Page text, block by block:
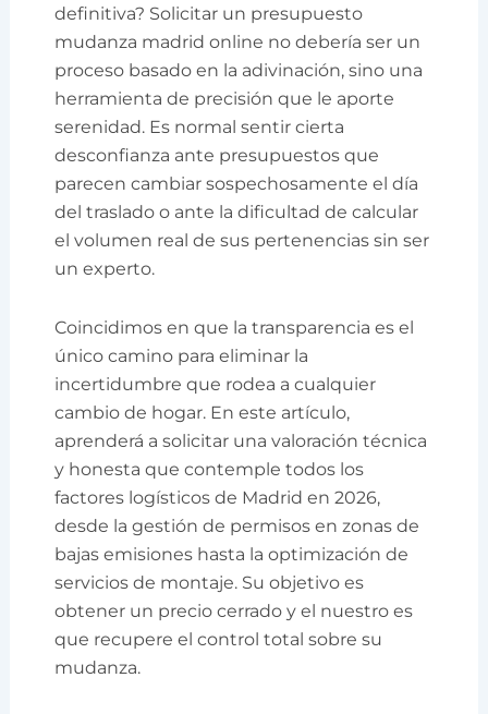
definitiva? Solicitar un presupuesto
mudanza madrid online no debería ser un
proceso basado en la adivinación, sino una
herramienta de precisión que le aporte
serenidad. Es normal sentir cierta
desconfianza ante presupuestos que
parecen cambiar sospechosamente el día
del traslado o ante la dificultad de calcular
el volumen real de sus pertenencias sin ser
un experto.
Coincidimos en que la transparencia es el
único camino para eliminar la
incertidumbre que rodea a cualquier
cambio de hogar. En este artículo,
aprenderá a solicitar una valoración técnica
y honesta que contemple todos los
factores logísticos de Madrid en 2026,
desde la gestión de permisos en zonas de
bajas emisiones hasta la optimización de
servicios de montaje. Su objetivo es
obtener un precio cerrado y el nuestro es
que recupere el control total sobre su
mudanza.